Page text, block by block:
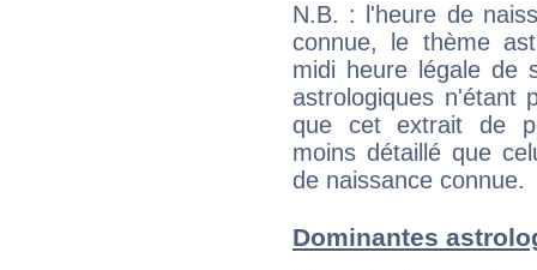
N.B. : l'heure de
connue, le thème
midi heure légale de
astrologiques n'étant
que cet extrait de
moins détaillé que
de naissance connue.
Dominantes